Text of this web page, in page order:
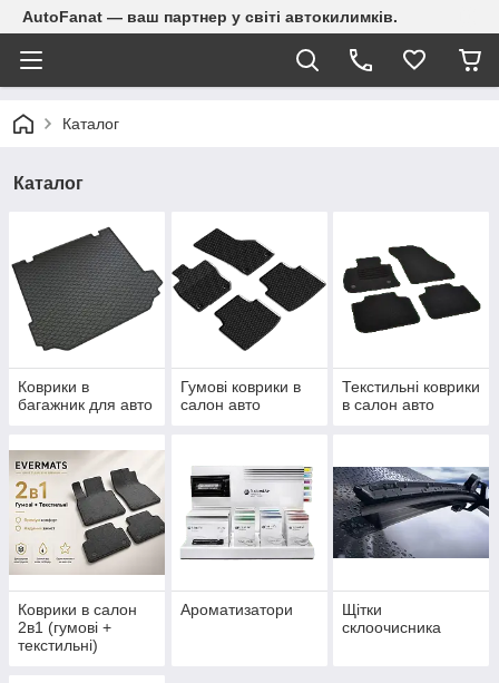
AutoFanat — ваш партнер у світі автокилимків.
Каталог
Каталог
Коврики в
багажник для авто
Гумові коврики в
салон авто
Текстильні коврики
в салон авто
Коврики в салон
2в1 (гумові +
текстильні)
Ароматизатори
Щітки
склоочисника